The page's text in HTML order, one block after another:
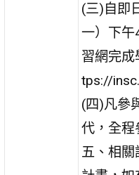
(三)自即
一）下午
習網完
tps://
(四)凡參
代，全程
五、相